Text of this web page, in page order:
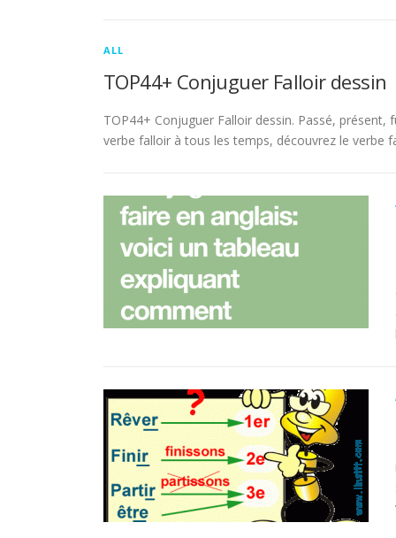
ALL
TOP44+ Conjuguer Falloir dessin
TOP44+ Conjuguer Falloir dessin. Passé,
verbe falloir à tous les temps, découvrez le verbe